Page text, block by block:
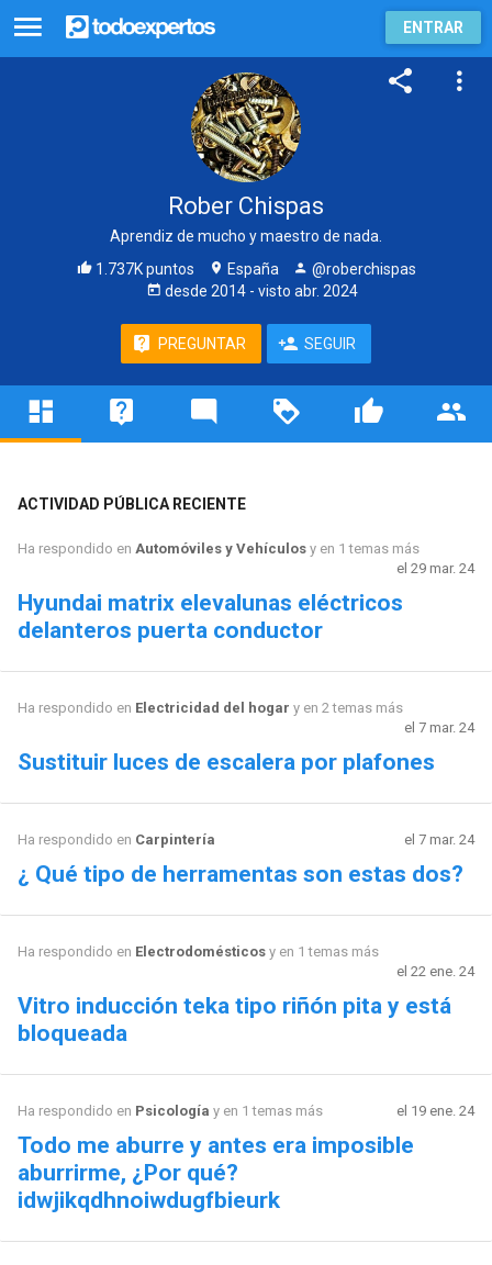
ENTRAR
Rober Chispas
Aprendiz de mucho y maestro de nada.
1.737K puntos
España
@roberchispas
desde 2014- visto abr. 2024
PREGUNTAR SEGUIR
ACTIVIDAD PÚBLICA RECIENTE
Ha respondido en Automóviles y Vehículosy en 1 temas más
el 29 mar. 24
Hyundai matrix elevalunas eléctricos
delanteros puerta conductor
Ha respondido en Electricidad del hogar y en 2 temas más
el 7 mar. 24
Sustituir luces de escalera por plafones
Ha respondido en Carpintería el 7 mar. 24
¿ Qué tipo de herramentas son estas dos?
Ha respondido en Electrodomésticosy en 1 temas más
el 22 ene. 24
Vitro inducción teka tipo riñón pita y está
bloqueada
Ha respondido en Psicología y en 1 temas más el 19 ene. 24
Todo me aburre y antes era imposible
aburrirme, ¿Por qué?
idwjikqdhnoiwdugfbieurk